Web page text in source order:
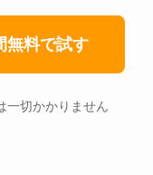
料で試す
一切かかりません